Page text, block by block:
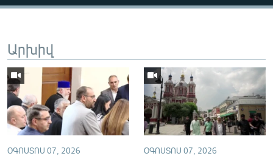
English
Русский
ՀԵՏԵՎԵՔ ՄԵԶ
Արխիվ
ՕԳՈՍՏՈՍ 07, 2026 ՕԳՈՍՏՈՍ 07, 2026